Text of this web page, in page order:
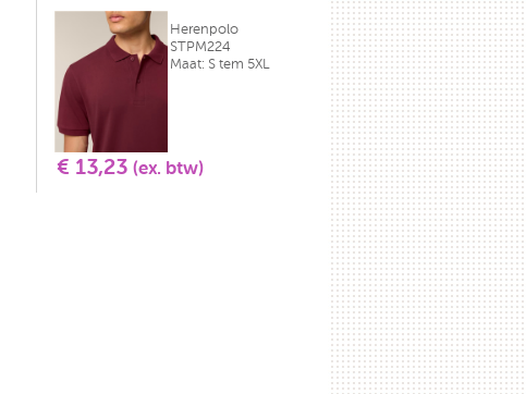
€ 13,23 (ex. btw)
Herenpolo
STPM224
Maat: S tem 5XL